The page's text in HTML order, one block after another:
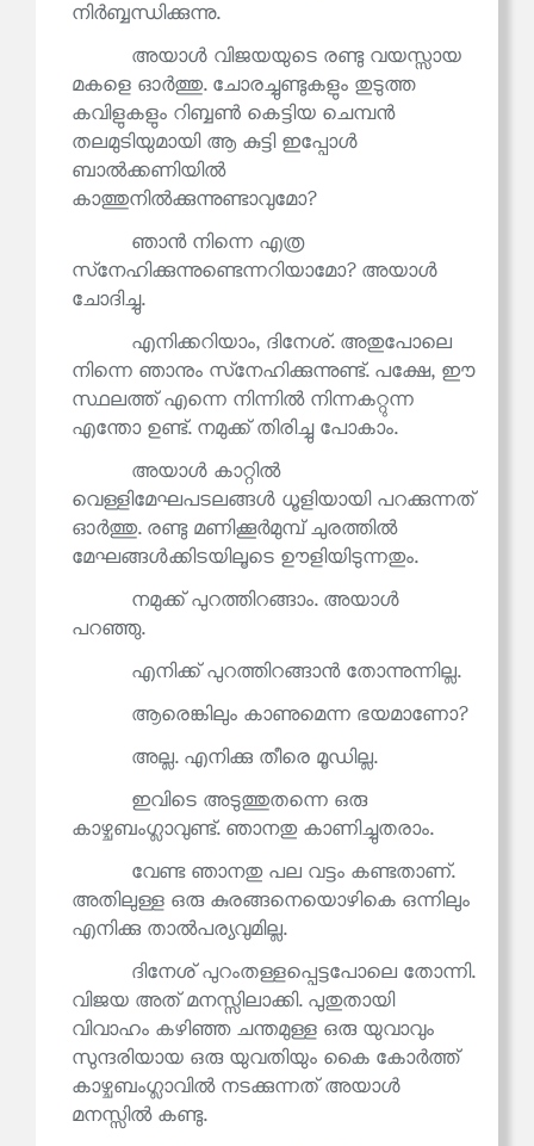
നിർബ്ബന്ധിക്കുന്നു.
അയാൾ വിജയയുടെ രണ്ടു വയസ്സായ
മകളെ ഓർത്തു. ചോരച്ചുണ്ടുകളും തുടുത്ത
കവിളുകളും റിബ്ബൺ കെട്ടിയ ചെമ്പൻ
തലമുടിയുമായി ആ കുട്ടി ഇപ്പോൾ
ബാൽക്കണിയിൽ
കാത്തുനിൽക്കുന്നുണ്ടാവുമോ?
ഞാൻ നിന്നെ എത്ര
സ്‌നേഹിക്കുന്നുണ്ടെന്നറിയാമോ? അയാൾ
ചോദിച്ചു.
എനിക്കറിയാം, ദിനേശ്. അതുപോലെ
നിന്നെ ഞാനും സ്‌നേഹിക്കുന്നുണ്ട്. പക്ഷേ, ഈ
സ്ഥലത്ത് എന്നെ നിന്നിൽ നിന്നകറ്റുന്ന
എന്തോ ഉണ്ട്. നമുക്ക് തിരിച്ചു പോകാം.
അയാൾ കാറ്റിൽ
വെള്ളിമേഘപടലങ്ങൾ ധൂളിയായി പറക്കുന്നത്
ഓർത്തു. രണ്ടു മണിക്കൂർമുമ്പ് ചുരത്തിൽ
മേഘങ്ങൾക്കിടയിലൂടെ ഊളിയിടുന്നതും.
നമുക്ക് പുറത്തിറങ്ങാം. അയാൾ
പറഞ്ഞു.
എനിക്ക് പുറത്തിറങ്ങാൻ തോന്നുന്നില്ല.
ആരെങ്കിലും കാണുമെന്ന ഭയമാണോ?
അല്ല. എനിക്കു തീരെ മൂഡില്ല.
ഇവിടെ അടുത്തുതന്നെ ഒരു
കാഴ്ചബംഗ്ലാവുണ്ട്. ഞാനതു കാണിച്ചുതരാം.
വേണ്ട ഞാനതു പല വട്ടം കണ്ടതാണ്.
അതിലുള്ള ഒരു കുരങ്ങനെയൊഴികെ ഒന്നിലും
എനിക്കു താൽപര്യവുമില്ല.
ദിനേശ് പുറംതള്ളപ്പെട്ടപോലെ തോന്നി.
വിജയ അത് മനസ്സിലാക്കി. പുതുതായി
വിവാഹം കഴിഞ്ഞ ചന്തമുള്ള ഒരു യുവാവും
സുന്ദരിയായ ഒരു യുവതിയും കൈ കോർത്ത്
കാഴ്ചബംഗ്ലാവിൽ നടക്കുന്നത് അയാൾ
മനസ്സിൽ കണ്ടു.